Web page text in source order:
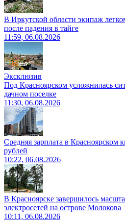
В Иркутской области экипаж
после падения в тайге
11:59, 06.08.2026
Эксклюзив
Под Красноярском усложнилась
дачном поселке
11:30, 06.08.2026
Средняя зарплата в Красноярском
рублей
10:22, 06.08.2026
В Красноярске завершилось
электросетей на острове Молокова
10:11, 06.08.2026